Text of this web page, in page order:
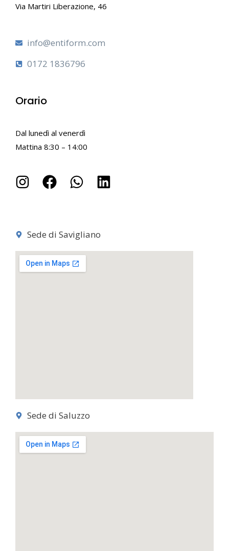
Via Martiri Liberazione, 46
info@entiform.com
0172 1836796
Orario
Dal lunedì al venerdì
Mattina 8:30 – 14:00
Sede di Savigliano
Sede di Saluzzo